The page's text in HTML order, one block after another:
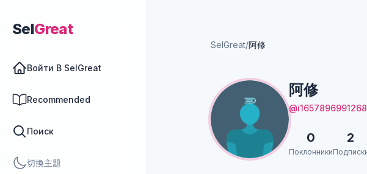
SelGreat
Войти В SelGreat
Recommended
Поиск
切換主題
SelGreat/阿修
阿修
0
Поклонники
2